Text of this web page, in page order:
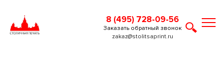
8 (495) 728-09-56
zakaz@stolitsaprint.ru
Заказать обратный звонок